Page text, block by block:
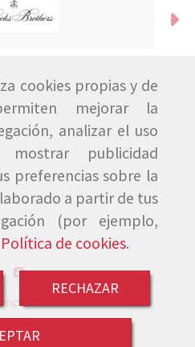
cookies propias y de
mejorar la
analizar el uso
publicidad
preferencias sobre la
a partir de tus
(por ejemplo,
Política de cookies.
RECHAZAR